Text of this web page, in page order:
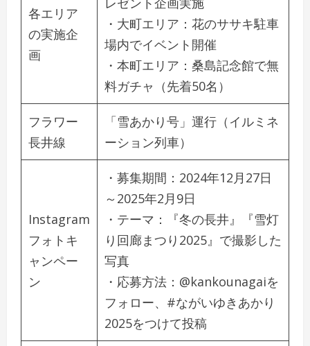
各エリア
の実施企
画
・大町エリア：花のササキ駐車
場内でイベント開催
・本町エリア：桑島記念館で無
料ガチャ（先着50名）
フラワー
長井線
「雪あかり号」運行（イルミネ
ーション列車）
Instagram
フォトキ
ャンペー
ン
・募集期間：2024年12月27日
～2025年2月9日
・テーマ：『冬の長井』『雪灯
り回廊まつり2025』で撮影した
写真
・応募方法：@kankounagaiを
フォロー、#ながいゆきあかり
2025をつけて投稿